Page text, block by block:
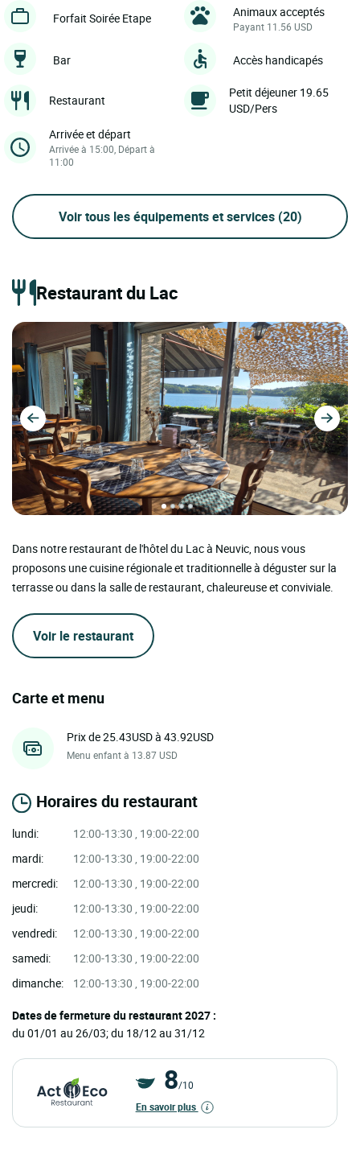
Forfait Soirée Etape Animaux acceptés
Payant 11.56 USD
Bar Accès handicapés
Restaurant
Petit déjeuner 19.65
USD/Pers
Arrivée et départ
Arrivée à 15:00, Départ à
11:00
Voir tous les équipements et services (20)
Restaurant du Lac
Dans notre restaurant de l'hôtel du Lac à Neuvic, nous vous
proposons une cuisine régionale et traditionnelle à déguster sur la
terrasse ou dans la salle de restaurant, chaleureuse et conviviale.
Voir le restaurant
Carte et menu
Prix de 25.43USD à 43.92USD
Menu enfant à 13.87 USD
Horaires du restaurant
lundi:
12:00-13:30 , 19:00-22:00
mardi:
12:00-13:30 , 19:00-22:00
mercredi:
12:00-13:30 , 19:00-22:00
jeudi:
12:00-13:30 , 19:00-22:00
vendredi:
12:00-13:30 , 19:00-22:00
samedi:
12:00-13:30 , 19:00-22:00
dimanche:
12:00-13:30 , 19:00-22:00
Dates de fermeture du restaurant 2027 :
du 01/01 au 26/03; du 18/12 au 31/12
8/10
En savoir plus